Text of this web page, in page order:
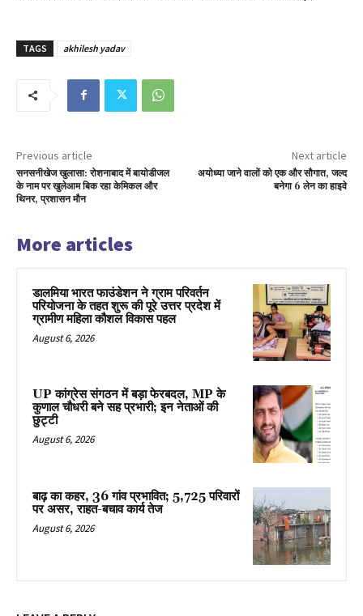
TAGS akhilesh yadav
Previous article
सनसनीखेज खुलासा: रोशनाबाद में बायोडीजल
के नाम पर खुलेआम बिक रहा केमिकल और
थिनर, प्रशासन मौन
Next article
अयोध्या जाने वालों को एक और सौगात, जल्द
बनेगा 6 लेन का हाइवे
More articles
डालमिया भारत फाउंडेशन ने ग्राम परिवर्तन
परियोजना के तहत शुरू की पूरे उत्तर प्रदेश में
ग्रामीण महिला कौशल विकास पहल
August 6, 2026
UP कांग्रेस संगठन में बड़ा फेरबदल, MP के
कुणाल चौधरी बने सह प्रभारी; इन नेताओं की
छुट्टी
August 6, 2026
बाढ़ का कहर, 36 गांव प्रभावित; 5,725 परिवारों
पर असर, राहत-बचाव कार्य तेज
August 6, 2026